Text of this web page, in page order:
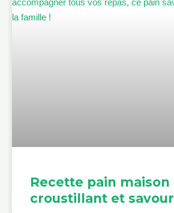
Recette pain maison
croustillant et